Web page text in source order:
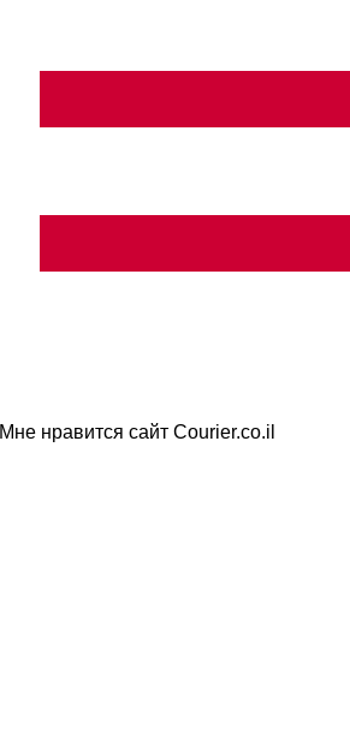
Мне нравится сайт Courier.co.il